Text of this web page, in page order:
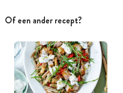
Of een ander recept?